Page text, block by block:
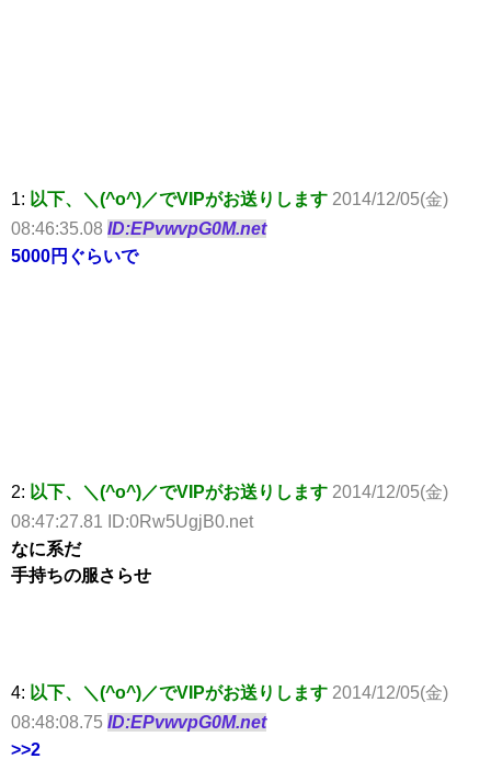
1: 以下、＼(^o^)／でVIPがお送りします 2014/12/05(金)
08:46:35.08 ID:EPvwvpG0M.net
5000円ぐらいで
2: 以下、＼(^o^)／でVIPがお送りします 2014/12/05(金)
08:47:27.81 ID:0Rw5UgjB0.net
なに系だ
手持ちの服さらせ
4: 以下、＼(^o^)／でVIPがお送りします 2014/12/05(金)
08:48:08.75 ID:EPvwvpG0M.net
>>2